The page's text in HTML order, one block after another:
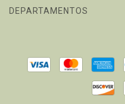
DEPARTAMENTOS